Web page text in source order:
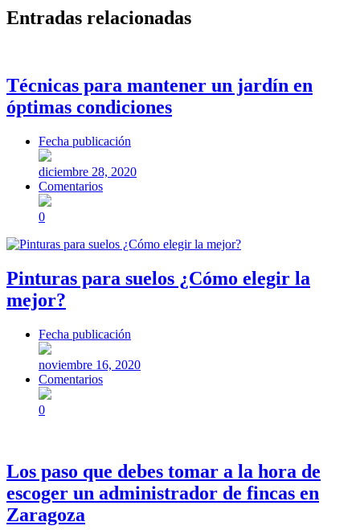
Entradas relacionadas
Técnicas para mantener un jardín en
óptimas condiciones
Fecha publicación
diciembre 28, 2020
Comentarios
0
Pinturas para suelos ¿Cómo elegir la
mejor?
Fecha publicación
noviembre 16, 2020
Comentarios
0
Los paso que debes tomar a la hora de
escoger un administrador de fincas en
Zaragoza